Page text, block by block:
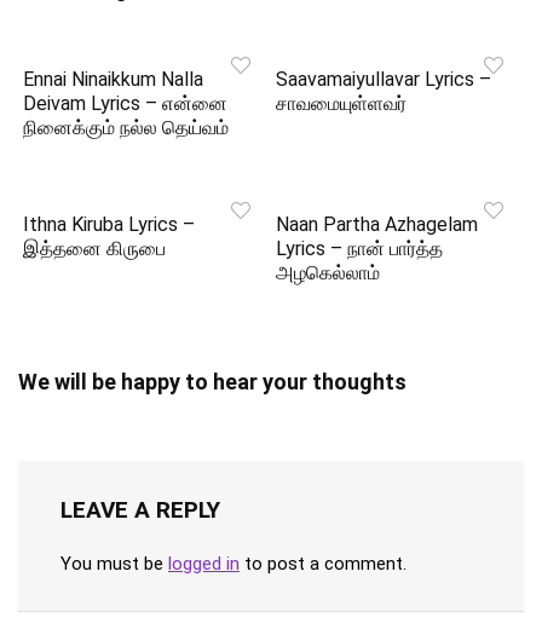
Ennai Ninaikkum Nalla
Deivam Lyrics – என்னை
நினைக்கும் நல்ல தெய்வம்
Saavamaiyullavar Lyrics –
சாவமையுள்ளவர்
Ithna Kiruba Lyrics –
இத்தனை கிருபை
Naan Partha Azhagelam
Lyrics – நான் பார்த்த
அழகெல்லாம்
We will be happy to hear your thoughts
LEAVE A REPLY
You must be logged in to post a comment.